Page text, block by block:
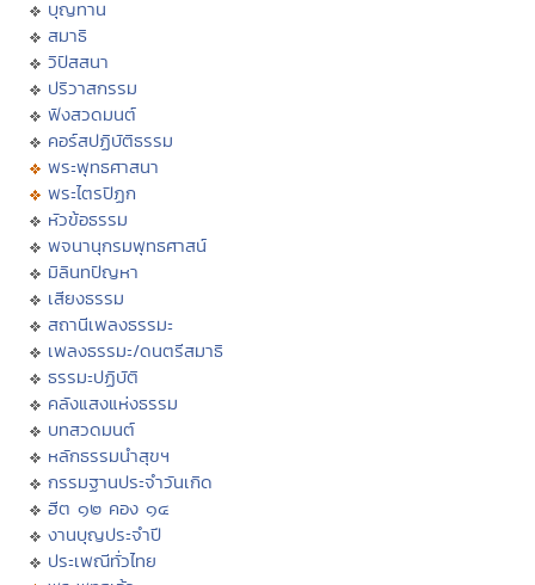
บุญทาน
สมาธิ
วิปัสสนา
ปริวาสกรรม
ฟังสวดมนต์
คอร์สปฏิบัติธรรม
พระพุทธศาสนา
พระไตรปิฏก
หัวข้อธรรม
พจนานุกรมพุทธศาสน์
มิลินทปัญหา
เสียงธรรม
สถานีเพลงธรรมะ
เพลงธรรมะ/ดนตรีสมาธิ
ธรรมะปฏิบัติ
คลังแสงแห่งธรรม
บทสวดมนต์
หลักธรรมนำสุขฯ
กรรมฐานประจำวันเกิด
ฮีต ๑๒ คอง ๑๔
งานบุญประจำปี
ประเพณีทั่วไทย